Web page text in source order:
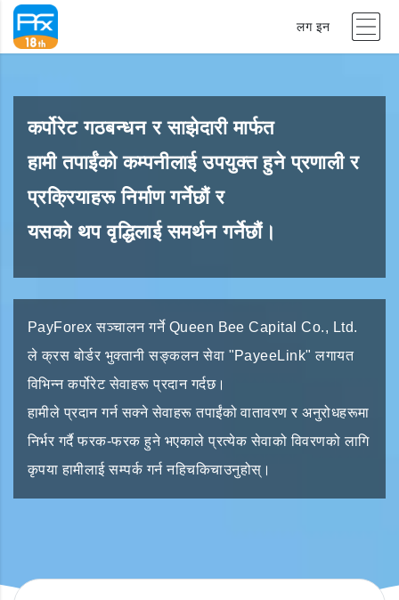
लग इन
कर्पोरेट गठबन्धन र साझेदारी मार्फत
हामी तपाईंको कम्पनीलाई उपयुक्त हुने प्रणाली र
प्रक्रियाहरू निर्माण गर्नेछौं र
यसको थप वृद्धिलाई समर्थन गर्नेछौं।
PayForex सञ्चालन गर्ने Queen Bee Capital Co., Ltd.
ले क्रस बोर्डर भुक्तानी सङ्कलन सेवा "PayeeLink" लगायत
विभिन्न कर्पोरेट सेवाहरू प्रदान गर्दछ।
हामीले प्रदान गर्न सक्ने सेवाहरू तपाईंको वातावरण र अनुरोधहरूमा
निर्भर गर्दै फरक-फरक हुने भएकाले प्रत्येक सेवाको विवरणको लागि
कृपया हामीलाई सम्पर्क गर्न नहिचकिचाउनुहोस्।